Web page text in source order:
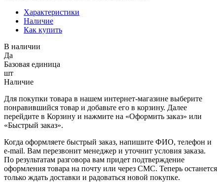
Характеристики
Наличие
Как купить
В наличии
Да
Базовая единица
шт
Наличие
Для покупки товара в нашем интернет-магазине выберите
понравившийся товар и добавьте его в корзину. Далее
перейдите в Корзину и нажмите на «Оформить заказ» или
«Быстрый заказ».
Когда оформляете быстрый заказ, напишите ФИО, телефон и
e-mail. Вам перезвонит менеджер и уточнит условия заказа.
По результатам разговора вам придет подтверждение
оформления товара на почту или через СМС. Теперь останется
только ждать доставки и радоваться новой покупке.